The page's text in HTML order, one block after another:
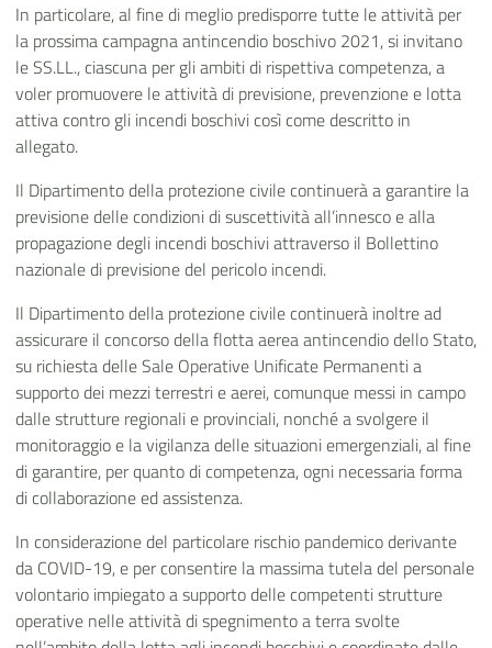
In particolare, al fine di meglio predisporre tutte le attività per
la prossima campagna antincendio boschivo 2021, si invitano
le SS.LL., ciascuna per gli ambiti di rispettiva competenza, a
voler promuovere le attività di previsione, prevenzione e lotta
attiva contro gli incendi boschivi così come descritto in
allegato.
Il Dipartimento della protezione civile continuerà a garantire la
previsione delle condizioni di suscettivitàall’innesco e alla
propagazione degli incendi boschivi attraverso il Bollettino
nazionale di previsione del pericolo incendi.
Il Dipartimento della protezione civile continuerà inoltre ad
assicurare il concorso della flotta aerea antincendio dello Stato,
su richiesta delle Sale Operative Unificate Permanenti a
supporto dei mezzi terrestri e aerei, comunque messi in campo
dalle strutture regionali e provinciali, nonché a svolgere il
monitoraggio e la vigilanza delle situazioni emergenziali, al fine
di garantire, per quanto di competenza, ogni necessaria forma
di collaborazione ed assistenza.
In considerazione del particolare rischio pandemico derivante
da COVID-19, e per consentire la massima tutela del personale
volontario impiegato a supporto delle competenti strutture
operative nelle attività di spegnimento a terra svolte